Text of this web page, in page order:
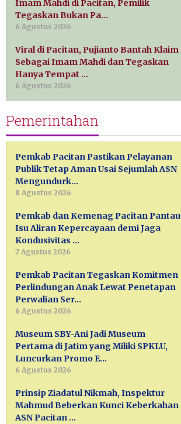
Imam Mahdi di Pacitan, Pemilik
Tegaskan Bukan Pa…
6 Agustus 2026
Viral di Pacitan, Pujianto Bantah Klaim
Sebagai Imam Mahdi dan Tegaskan
Hanya Tempat …
6 Agustus 2026
Pemerintahan
Pemkab Pacitan Pastikan Pelayanan
Publik Tetap Aman Usai Sejumlah ASN
Mengundurk…
8 Agustus 2026
Pemkab dan Kemenag Pacitan Pantau
Isu Aliran Kepercayaan demi Jaga
Kondusivitas …
7 Agustus 2026
Pemkab Pacitan Tegaskan Komitmen
Perlindungan Anak Lewat Penetapan
Perwalian Ser…
6 Agustus 2026
Museum SBY-Ani Jadi Museum
Pertama di Jatim yang Miliki SPKLU,
Luncurkan Promo E…
6 Agustus 2026
Prinsip Ziadatul Nikmah, Inspektur
Mahmud Beberkan Kunci Keberkahan
ASN Pacitan …